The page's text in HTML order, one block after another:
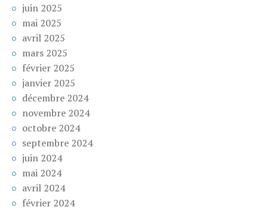
juin 2025
mai 2025
avril 2025
mars 2025
février 2025
janvier 2025
décembre 2024
novembre 2024
octobre 2024
septembre 2024
juin 2024
mai 2024
avril 2024
février 2024